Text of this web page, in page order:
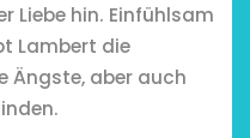
Liebe hin. Einfühlsam
Lambert die
Ängste, aber auch